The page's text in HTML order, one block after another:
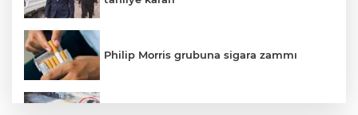
Philip Morris grubuna sigara zammı